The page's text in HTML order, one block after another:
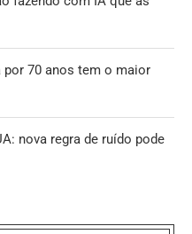
por 70 anos tem o maior
nova regra de ruído pode